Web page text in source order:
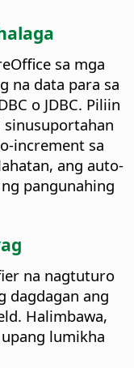
sa mga
na data para sa
o JDBC. Piliin
increment sa
ang auto-
pangunahing
na nagtuturo
dagdagan ang
Halimbawa,
lumikha